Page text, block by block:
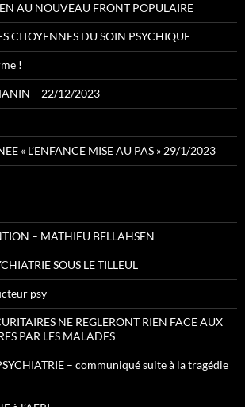
AU NOUVEAU FRONT POPULAIRE
CITOYENNES DU SOIN PSYCHIQUE
!
– 22/12/2023
« L’ENFANCE MISE AU PAS » 29/1/2023
– MATHIEU BELLAHSEN
SOUS LE TILLEUL
psy
NE REGLERONT RIEN FACE AUX
PAR LES MALADES
– communiqué suite à la tragédie